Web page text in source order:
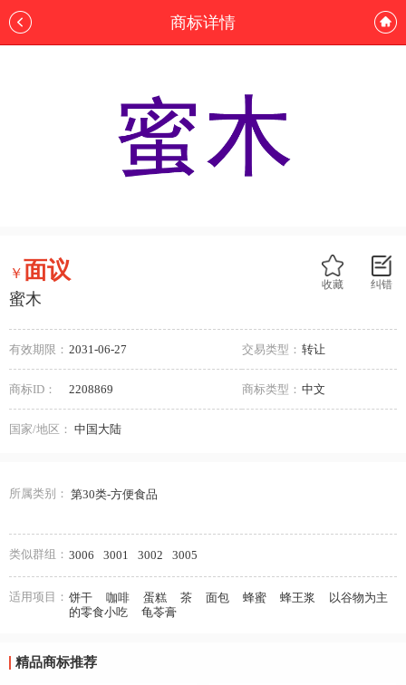
商标详情
纠错
收藏
￥面议
蜜木
有效期限： 2031-06-27 交易类型： 转让
商标ID： 2208869 商标类型： 中文
国家/地区： 中国大陆
所属类别： 第30类-方便食品
类似群组： 3006 3001 3002 3005
适用项目： 饼干 咖啡 蛋糕 茶 面包 蜂蜜 蜂王浆
以谷物为主
的零食小吃
龟苓膏
精品商标推荐